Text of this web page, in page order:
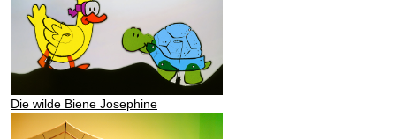
Die wilde Biene Josephine